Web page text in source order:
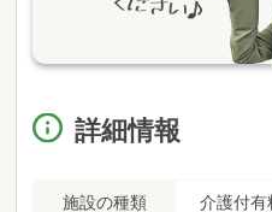
詳細情報
施設の種類 介護付有